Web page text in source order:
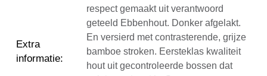
Extra
informatie:
respect gemaakt uit verantwoord
geteeld Ebbenhout. Donker afgelakt.
En versierd met contrasterende, grijze
bamboe stroken. Eersteklas kwaliteit
hout uit gecontroleerde bossen dat